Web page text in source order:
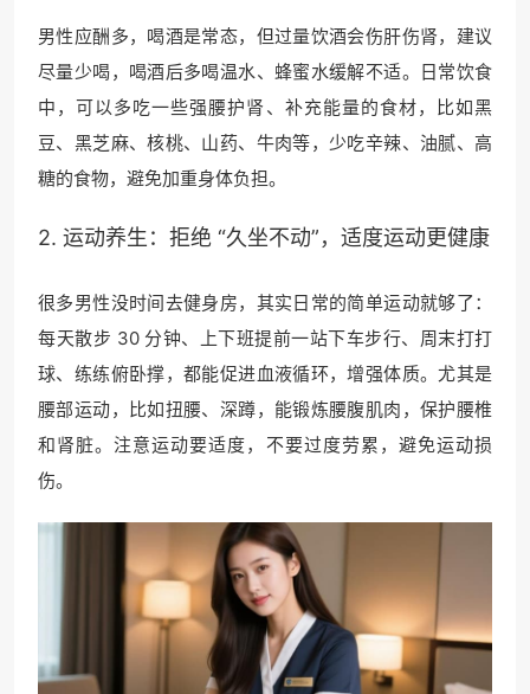
男性应酬多，喝酒是常态，但过量饮酒会伤肝伤肾，建议
尽量少喝，喝酒后多喝温水、蜂蜜水缓解不适。日常饮食
中，可以多吃一些强腰护肾、补充能量的食材，比如黑
豆、黑芝麻、核桃、山药、牛肉等，少吃辛辣、油腻、高
糖的食物，避免加重身体负担。
2. 运动养生：拒绝 “久坐不动”，适度运动更健康
很多男性没时间去健身房，其实日常的简单运动就够了：
每天散步 30 分钟、上下班提前一站下车步行、周末打打
球、练练俯卧撑，都能促进血液循环，增强体质。尤其是
腰部运动，比如扭腰、深蹲，能锻炼腰腹肌肉，保护腰椎
和肾脏。注意运动要适度，不要过度劳累，避免运动损
伤。